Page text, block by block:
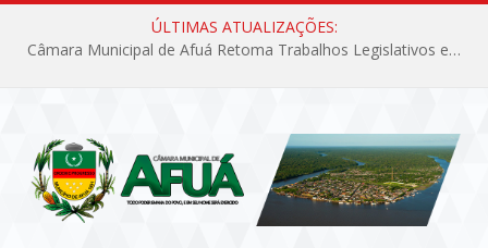
ÚLTIMAS ATUALIZAÇÕES:
Câmara Municipal de Afuá Retoma Trabalhos Legislativos em Sessão Ordinária